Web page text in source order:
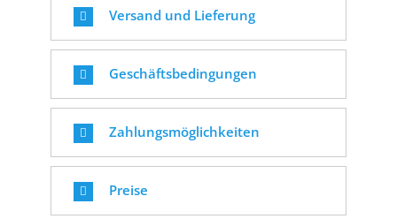
Versand und Lieferung
Geschäftsbedingungen
Zahlungsmöglichkeiten
Preise